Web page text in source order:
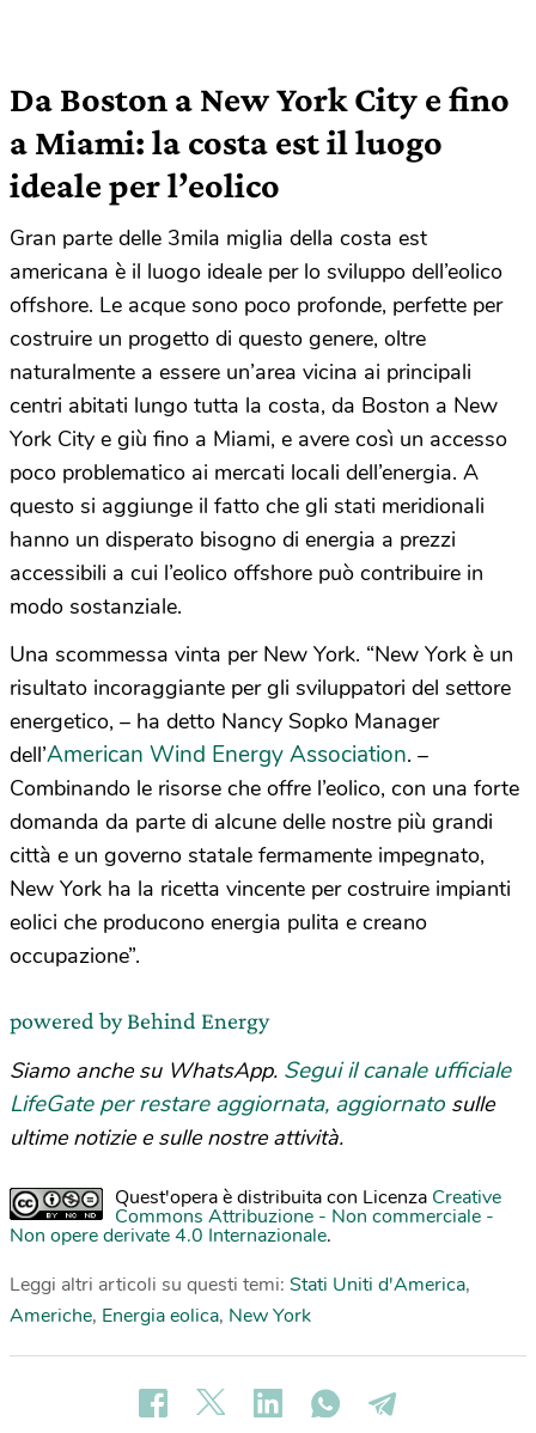
Da Boston a New York City e fino
a Miami: la costa est il luogo
ideale per l’eolico
Gran parte delle 3mila miglia della costa est
americana è il luogo ideale per lo sviluppo dell’eolico
offshore. Le acque sono poco profonde, perfette per
costruire un progetto di questo genere, oltre
naturalmente a essere un’area vicina ai principali
centri abitati lungo tutta la costa, da Boston a New
York City e giù fino a Miami, e avere così un accesso
poco problematico ai mercati locali dell’energia. A
questo si aggiunge il fatto che gli stati meridionali
hanno un disperato bisogno di energia a prezzi
accessibili a cui l’eolico offshore può contribuire in
modo sostanziale.
Una scommessa vinta per New York. “New York è un
risultato incoraggiante per gli sviluppatori del settore
energetico, – ha detto Nancy Sopko Manager
dell’American Wind Energy Association. –
Combinando le risorse che offre l’eolico, con una forte
domanda da parte di alcune delle nostre più grandi
città e un governo statale fermamente impegnato,
New York ha la ricetta vincente per costruire impianti
eolici che producono energia pulita e creano
occupazione”.
powered by Behind Energy
Siamo anche su WhatsApp. Segui il canale ufficiale
LifeGate per restare aggiornata, aggiornato sulle
ultime notizie e sulle nostre attività.
Quest'opera è distribuita con Licenza Creative
Commons Attribuzione - Non commerciale -
Non opere derivate 4.0 Internazionale.
Leggi altri articoli su questi temi: Stati Uniti d'America,
Americhe, Energia eolica, New York